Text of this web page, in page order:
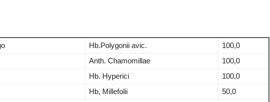
Hb.Polygonii avic.
100,0
Anth. Chamomillae
100,0
Hb. Hyperici
100,0
Hb, Millefolii
50,0